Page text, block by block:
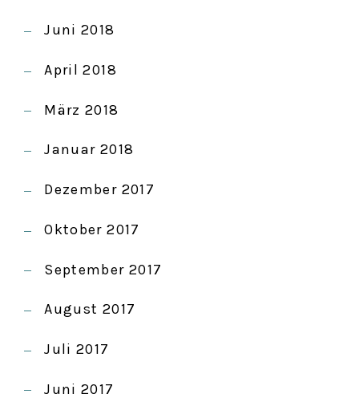
Juni 2018
April 2018
März 2018
Januar 2018
Dezember 2017
Oktober 2017
September 2017
August 2017
Juli 2017
Juni 2017